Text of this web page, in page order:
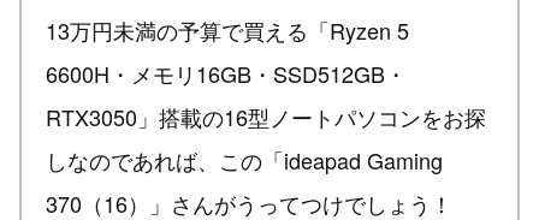
13万円未満の予算で買える「Ryzen 5
6600H・メモリ16GB・SSD512GB・
RTX3050」搭載の16型ノートパソコンをお探
しなのであれば、この「ideapad Gaming
370（16）」さんがうってつけでしょう！